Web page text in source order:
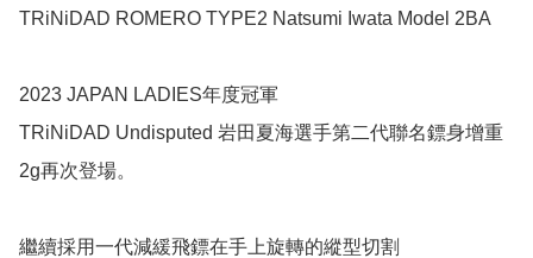
TRiNiDAD ROMERO TYPE2 Natsumi Iwata Model 2BA
2023 JAPAN LADIES年度冠軍
TRiNiDAD Undisputed 岩田夏海選手第二代聯名鏢身增重
2g再次登場。
繼續採用一代減緩飛鏢在手上旋轉的縱型切割